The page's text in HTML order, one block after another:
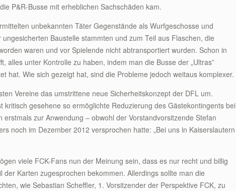
P&R-Busse mit erheblichen Sachschäden kam.
unbekannten Täter Gegenstände als Wurfgeschosse und
Baustelle stammten und zum Teil aus Flaschen, die
waren und vor Spielende nicht abtransportiert wurden. Schon in
alles unter Kontrolle zu haben, indem man die Busse der „Ultras”
hat. Wie sich gezeigt hat, sind die Probleme jedoch weitaus komplexer.
Vereine das umstrittene neue Sicherheitskonzept der DFL um.
gesehene so ermöglichte Reduzierung des Gästekontingents bei
zur Anwendung – obwohl der Vorstandvorsitzende Stefan
noch im Dezember 2012 versprochen hatte: „Bei uns in Kaiserslautern
viele FCK-Fans nun der Meinung sein, dass es nur recht und billig
der Karten zugesprochen bekommen. Allerdings sollte man die
wie Sebastian Scheffler, 1. Vorsitzender der Perspektive FCK, zu